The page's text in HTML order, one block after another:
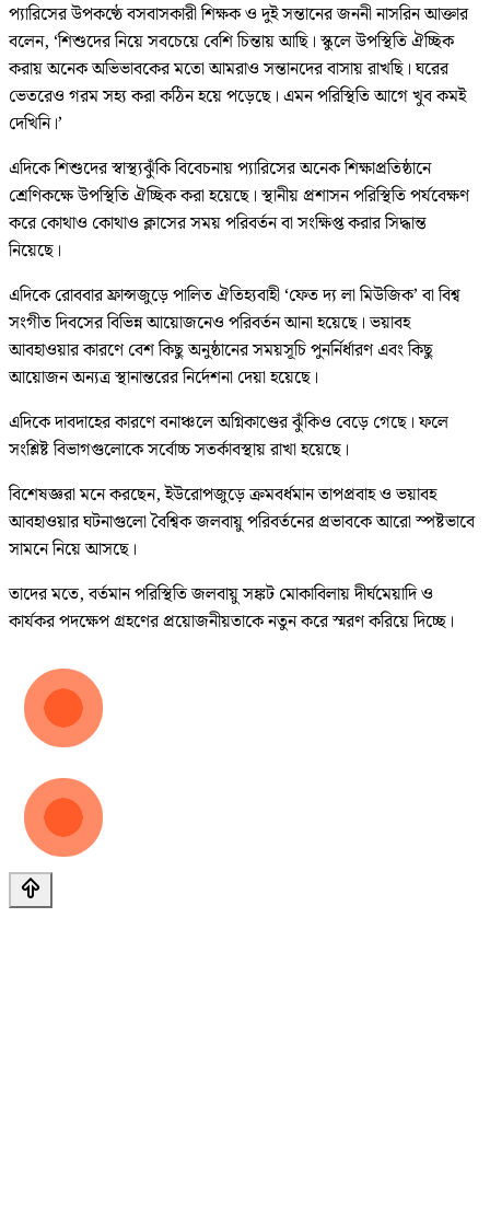
প্যারিসের উপকণ্ঠে বসবাসকারী শিক্ষক ও দুই সন্তানের জননী নাসরিন আক্তার
বলেন, ‘শিশুদের নিয়ে সবচেয়ে বেশি চিন্তায় আছি। স্কুলে উপস্থিতি ঐচ্ছিক
করায় অনেক অভিভাবকের মতো আমরাও সন্তানদের বাসায় রাখছি। ঘরের
ভেতরেও গরম সহ্য করা কঠিন হয়ে পড়েছে। এমন পরিস্থিতি আগে খুব কমই
দেখিনি।’
এদিকে শিশুদের স্বাস্থ্যঝুঁকি বিবেচনায় প্যারিসের অনেক শিক্ষাপ্রতিষ্ঠানে
শ্রেণিকক্ষে উপস্থিতি ঐচ্ছিক করা হয়েছে। স্থানীয় প্রশাসন পরিস্থিতি পর্যবেক্ষণ
করে কোথাও কোথাও ক্লাসের সময় পরিবর্তন বা সংক্ষিপ্ত করার সিদ্ধান্ত
নিয়েছে।
এদিকে রোববার ফ্রান্সজুড়ে পালিত ঐতিহ্যবাহী ‘ফেত দ্য লা মিউজিক’ বা বিশ্ব
সংগীত দিবসের বিভিন্ন আয়োজনেও পরিবর্তন আনা হয়েছে। ভয়াবহ
আবহাওয়ার কারণে বেশ কিছু অনুষ্ঠানের সময়সূচি পুনর্নির্ধারণ এবং কিছু
আয়োজন অন্যত্র স্থানান্তরের নির্দেশনা দেয়া হয়েছে।
এদিকে দাবদাহের কারণে বনাঞ্চলে অগ্নিকাণ্ডের ঝুঁকিও বেড়ে গেছে। ফলে
সংশ্লিষ্ট বিভাগগুলোকে সর্বোচ্চ সতর্কাবস্থায় রাখা হয়েছে।
বিশেষজ্ঞরা মনে করছেন, ইউরোপজুড়ে ক্রমবর্ধমান তাপপ্রবাহ ও ভয়াবহ
আবহাওয়ার ঘটনাগুলো বৈশ্বিক জলবায়ু পরিবর্তনের প্রভাবকে আরো স্পষ্টভাবে
সামনে নিয়ে আসছে।
তাদের মতে, বর্তমান পরিস্থিতি জলবায়ু সঙ্কট মোকাবিলায় দীর্ঘমেয়াদি ও
কার্যকর পদক্ষেপ গ্রহণের প্রয়োজনীয়তাকে নতুন করে স্মরণ করিয়ে দিচ্ছে।